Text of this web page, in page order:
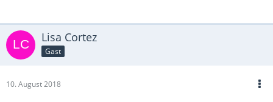
Lisa Cortez
Gast
10. August 2018